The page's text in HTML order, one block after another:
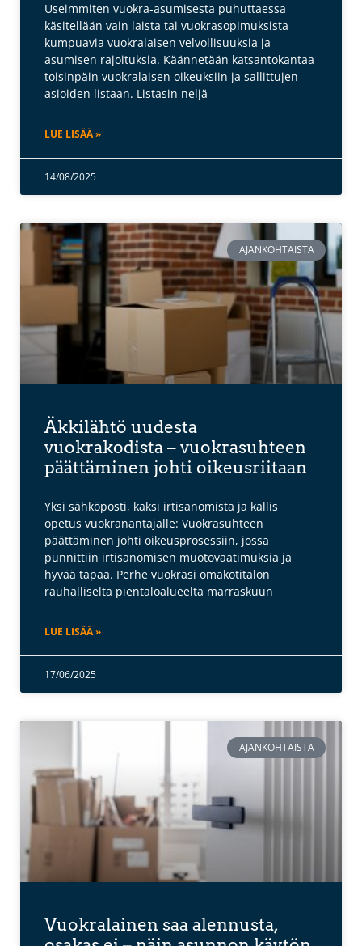
Useimmiten vuokra-asumisesta puhuttaessa
käsitellään vain laista tai vuokrasopimuksista
kumpuavia vuokralaisen velvollisuuksia ja
asumisen rajoituksia. Käännetään katsantokantaa
toisinpäin vuokralaisen oikeuksiin ja sallittujen
asioiden listaan. Listasin neljä
LUE LISÄÄ »
14/08/2025
AJANKOHTAISTA
Äkkilähtö uudesta
vuokrakodista – vuokrasuhteen
päättäminen johti oikeusriitaan
Yksi sähköposti, kaksi irtisanomista ja kallis
opetus vuokranantajalle: Vuokrasuhteen
päättäminen johti oikeusprosessiin, jossa
punnittiin irtisanomisen muotovaatimuksia ja
hyvää tapaa. Perhe vuokrasi omakotitalon
rauhalliselta pientaloalueelta marraskuun
LUE LISÄÄ »
17/06/2025
AJANKOHTAISTA
Vuokralainen saa alennusta,